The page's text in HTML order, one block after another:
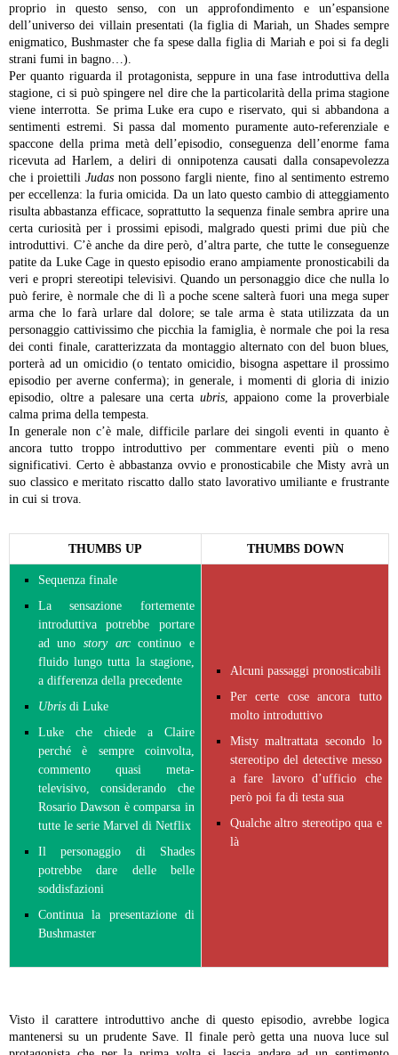
proprio in questo senso, con un approfondimento e un’espansione
dell’universo dei villain presentati (la figlia di Mariah, un Shades sempre
enigmatico, Bushmaster che fa spese dalla figlia di Mariah e poi si fa degli
strani fumi in bagno…).
Per quanto riguarda il protagonista, seppure in una fase introduttiva della
stagione, ci si può spingere nel dire che la particolarità della prima stagione
viene interrotta. Se prima Luke era cupo e riservato, qui si abbandona a
sentimenti estremi. Si passa dal momento puramente auto-referenziale e
spaccone della prima metà dell’episodio, conseguenza dell’enorme fama
ricevuta ad Harlem, a deliri di onnipotenza causati dalla consapevolezza
che i proiettili Judasnon possono fargli niente, fino al sentimento estremo
per eccellenza: la furia omicida. Da un lato questo cambio di atteggiamento
risulta abbastanza efficace, soprattutto la sequenza finale sembra aprire una
certa curiosità per i prossimi episodi, malgrado questi primi due più che
introduttivi. C’è anche da dire però, d’altra parte, che tutte le conseguenze
patite da Luke Cage in questo episodio erano ampiamente pronosticabili da
veri e propri stereotipi televisivi. Quando un personaggio dice che nulla lo
può ferire, è normale che di lì a poche scene salterà fuori una mega super
arma che lo farà urlare dal dolore; se tale arma è stata utilizzata da un
personaggio cattivissimo che picchia la famiglia, è normale che poi la resa
dei conti finale, caratterizzata da montaggio alternato con del buon blues,
porterà ad un omicidio (o tentato omicidio, bisogna aspettare il prossimo
episodio per averne conferma); in generale, i momenti di gloria di inizio
episodio, oltre a palesare una certa ubris, appaiono come la proverbiale
calma prima della tempesta.
In generale non c’è male, difficile parlare dei singoli eventi in quanto è
ancora tutto troppo introduttivo per commentare eventi più o meno
significativi. Certo è abbastanza ovvio e pronosticabile che Misty avrà un
suo classico e meritato riscatto dallo stato lavorativo umiliante e frustrante
in cui si trova.
THUMBS UP THUMBS DOWN
Sequenza finale
La sensazione fortemente
introduttiva potrebbe portare
ad uno story arccontinuo e
fluido lungo tutta la stagione,
a differenza della precedente
Ubris di Luke
Luke che chiede a Claire
perché è sempre coinvolta,
commento quasi meta-
televisivo, considerando che
Rosario Dawson è comparsa in
tutte le serie Marvel di Netflix
Il personaggio di Shades
potrebbe dare delle belle
soddisfazioni
Continua la presentazione di
Bushmaster
Alcuni passaggi pronosticabili
Per certe cose ancora tutto
molto introduttivo
Misty maltrattata secondo lo
stereotipo del detective messo
a fare lavoro d’ufficio che
però poi fa di testa sua
Qualche altro stereotipo qua e
là
Visto il carattere introduttivo anche di questo episodio, avrebbe logica
mantenersi su un prudente Save. Il finale però getta una nuova luce sul